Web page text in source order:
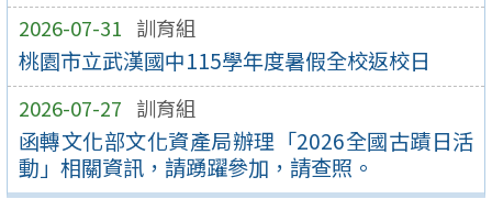
2026-07-31 訓育組
桃園市立武漢國中115學年度暑假全校返校日
2026-07-27 訓育組
函轉文化部文化資產局辦理「2026全國古蹟日活
動」相關資訊，請踴躍參加，請查照。